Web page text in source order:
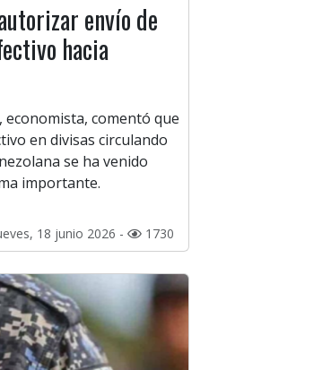
envío de
hacia
comentó que
en divisas circulando
se ha venido
importante.
18 junio 2026 - 1730